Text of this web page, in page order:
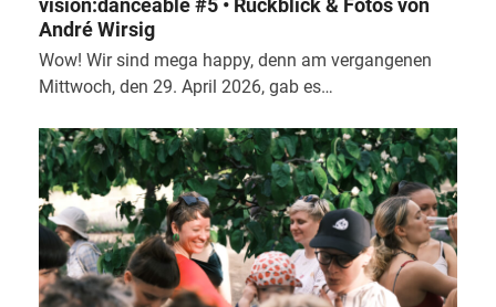
André Wirsig
Wow! Wir sind mega happy, denn am vergangenen
Mittwoch, den 29. April 2026, gab es…